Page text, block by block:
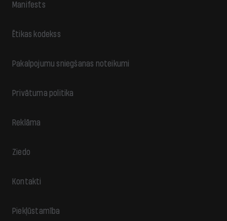
Manifests
Ētikas kodekss
Pakalpojumu sniegšanas noteikumi
Privātuma politika
Reklāma
Ziedo
Kontakti
Piekļūstamība